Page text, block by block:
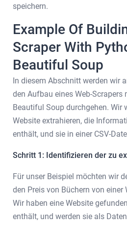
speichern.
Example Of
Scraper With
Beautiful Soup
In diesem Abschnitt werden wir
den Aufbau eines Web-Scrapers
Beautiful Soup durchgehen. Wir
Website extrahieren, die
enthält, und sie in einer CSV-
Schritt 1: Identifizieren der zu
Für unser Beispiel möchten wir
den Preis von Büchern von einer
Wir haben eine Website
enthält, und werden sie als